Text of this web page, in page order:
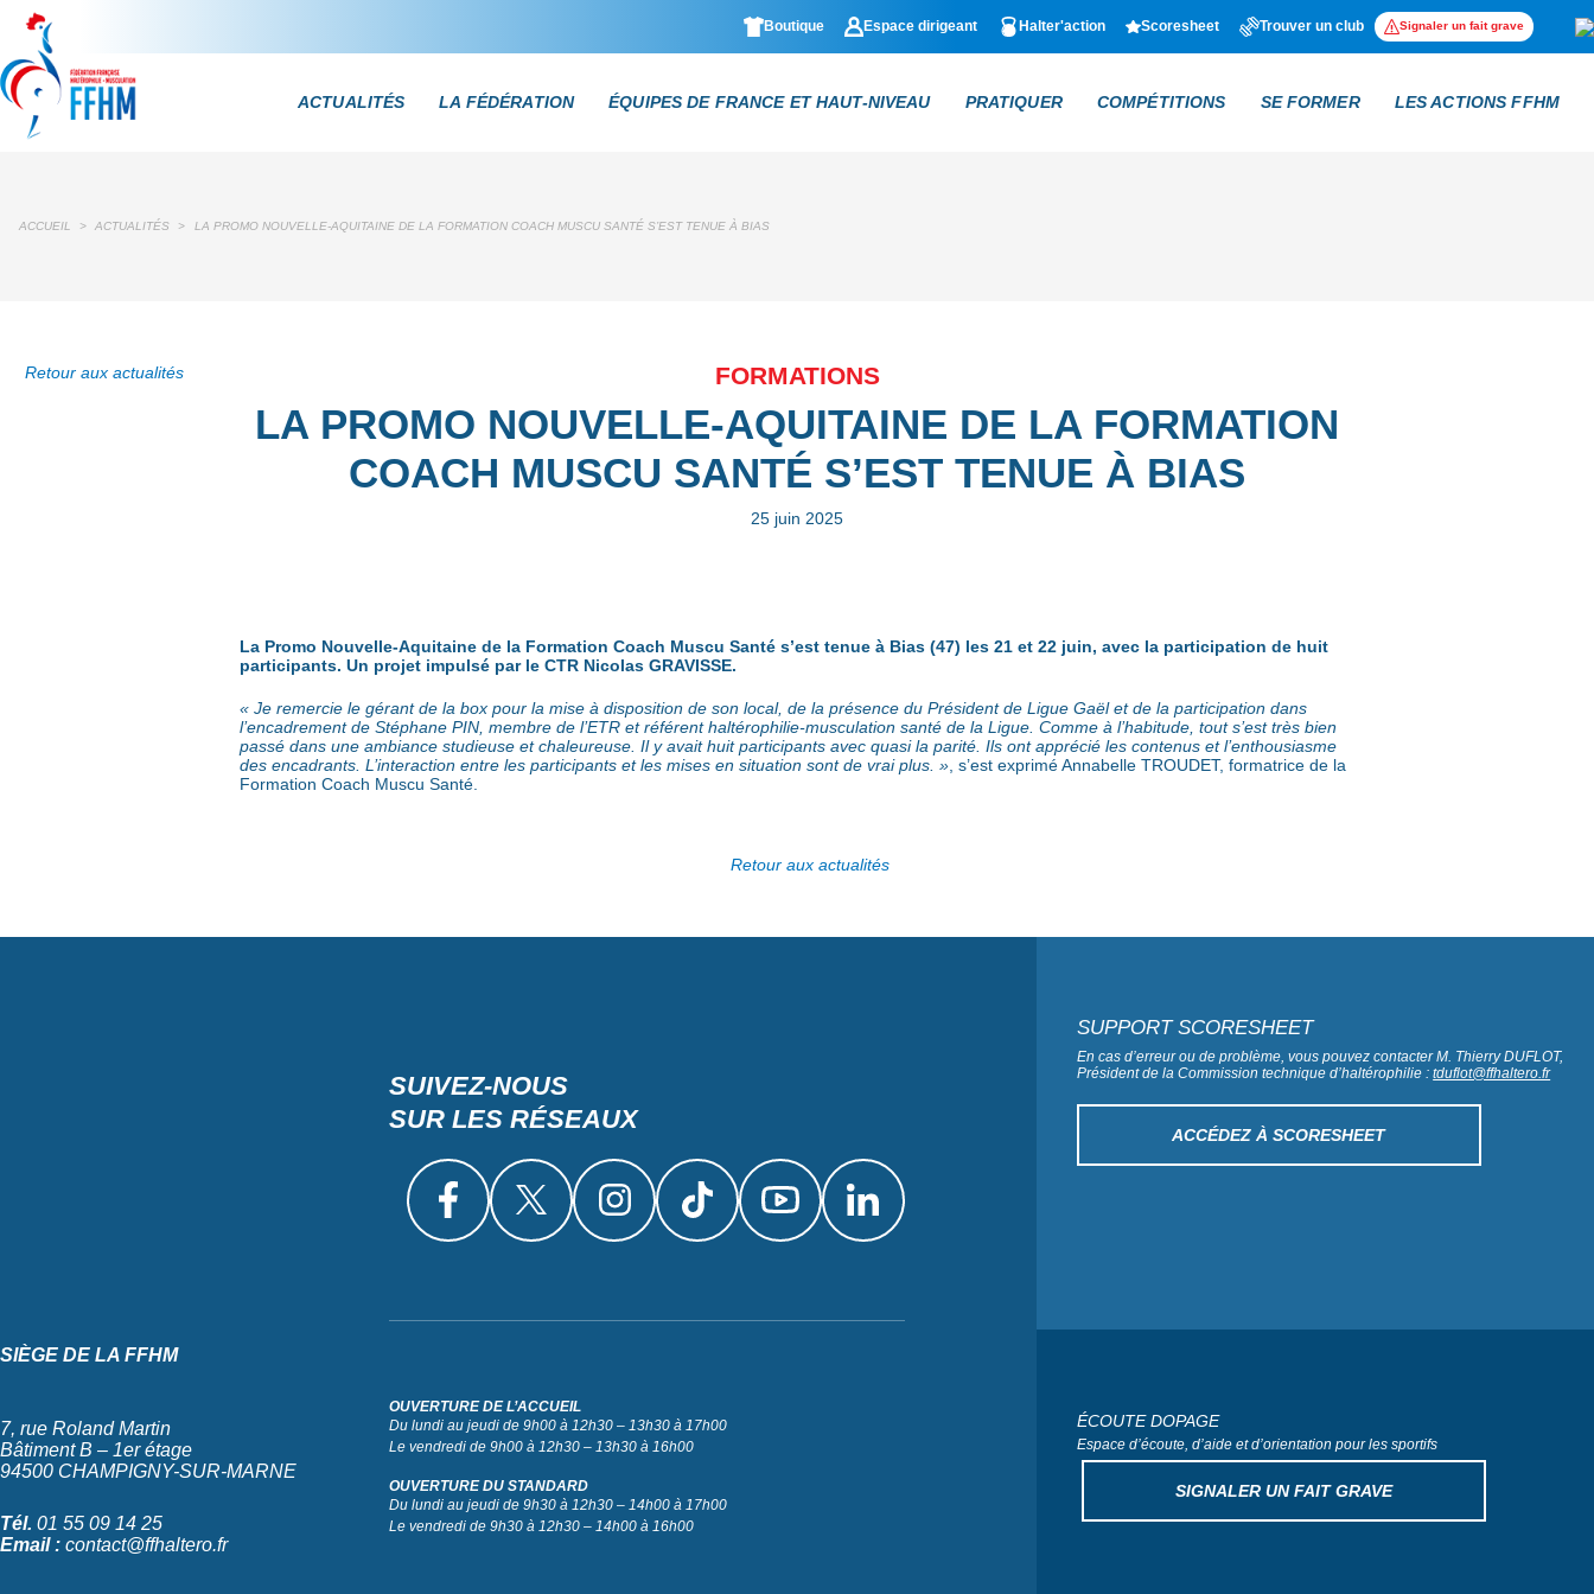
Boutique Espace dirigeant Halter'action Scoresheet Trouver un club Signaler un fait grave
ACTUALITÉS LA FÉDÉRATION ÉQUIPES DE FRANCE ET HAUT-NIVEAU PRATIQUER COMPÉTITIONS SE FORMER LES ACTIONS FFHM
ACCUEIL > ACTUALITÉS > LA PROMO NOUVELLE-AQUITAINE DE LA FORMATION COACH MUSCU SANTÉ S’EST TENUE À BIAS
Retour aux actualités FORMATIONS
LA PROMO NOUVELLE-AQUITAINE DE LA FORMATION
COACH MUSCU SANTÉ S’EST TENUE À BIAS
25 juin 2025
La Promo Nouvelle-Aquitaine de la Formation Coach Muscu Santé s’est tenue à Bias (47) les 21 et 22 juin, avec la participation de huit
participants. Un projet impulsé par le CTR Nicolas GRAVISSE.
« Je remercie le gérant de la box pour la mise à disposition de son local, de la présence du Président de Ligue Gaël et de la participation dans
l’encadrement de Stéphane PIN, membre de l’ETR et référent haltérophilie-musculation santé de la Ligue. Comme à l’habitude, tout s’est très bien
passé dans une ambiance studieuse et chaleureuse. Il y avait huit participants avec quasi la parité. Ils ont apprécié les contenus et l’enthousiasme
des encadrants. L’interaction entre les participants et les mises en situation sont de vrai plus. », s’est exprimé Annabelle TROUDET, formatrice de la
Formation Coach Muscu Santé.
Retour aux actualités
SUIVEZ-NOUS
SUR LES RÉSEAUX
SIÈGE DE LA FFHM
7, rue Roland Martin
Bâtiment B – 1er étage
94500 CHAMPIGNY-SUR-MARNE
Tél. 01 55 09 14 25
Email : contact@ffhaltero.fr
OUVERTURE DE L’ACCUEIL
Du lundi au jeudi de 9h00 à 12h30 – 13h30 à 17h00
Le vendredi de 9h00 à 12h30 – 13h30 à 16h00
OUVERTURE DU STANDARD
Du lundi au jeudi de 9h30 à 12h30 – 14h00 à 17h00
Le vendredi de 9h30 à 12h30 – 14h00 à 16h00
SUPPORT SCORESHEET
En cas d’erreur ou de problème, vous pouvez contacter M. Thierry DUFLOT,
Président de la Commission technique d’haltérophilie :tduflot@ffhaltero.fr
ACCÉDEZ À SCORESHEET
ÉCOUTE DOPAGE
Espace d’écoute, d’aide et d’orientation pour les sportifs
SIGNALER UN FAIT GRAVE